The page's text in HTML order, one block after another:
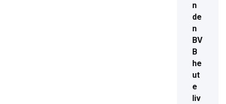
n
de
n
BV
B
he
ut
e
liv